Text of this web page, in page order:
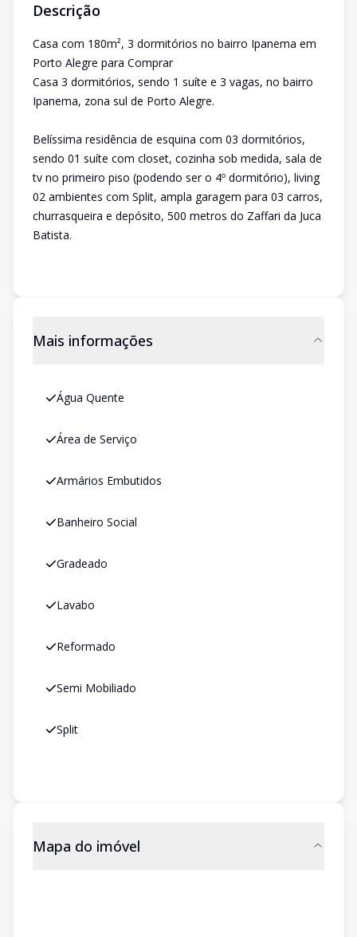
Descrição
Casa com 180m², 3 dormitórios no bairro Ipanema em
Porto Alegre para Comprar
Casa 3 dormitórios, sendo 1 suíte e 3 vagas, no bairro
Ipanema, zona sul de Porto Alegre.
Belíssima residência de esquina com 03 dormitórios,
sendo 01 suíte com closet, cozinha sob medida, sala de
tv no primeiro piso (podendo ser o 4º dormitório), living
02 ambientes com Split, ampla garagem para 03 carros,
churrasqueira e depósito, 500 metros do Zaffari da Juca
Batista.
Mais informações
Água Quente
Área de Serviço
Armários Embutidos
Banheiro Social
Gradeado
Lavabo
Reformado
Semi Mobiliado
Split
Mapa do imóvel